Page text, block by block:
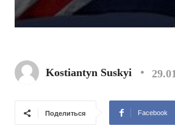
Kostiantyn Suskyi
Поделиться Facebook